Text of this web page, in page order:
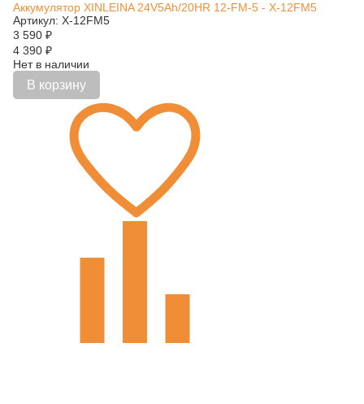
Аккумулятор XINLEINA 24V5Ah/20HR 12-FM-5 - X-12FM5
Артикул: X-12FM5
3 590 ₽
4 390 ₽
Нет в наличии
В корзину